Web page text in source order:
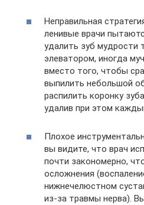
Неправильная
ленивые врачи
удалить зуб мудрости
элеватором, иногда
вместо того, чтобы
выпилить небольшой
распилить коронку
удалив при этом
Плохое
вы видите, что врач
почти закономерно,
осложнения
нижнечелюстном
из-за травмы нерва).